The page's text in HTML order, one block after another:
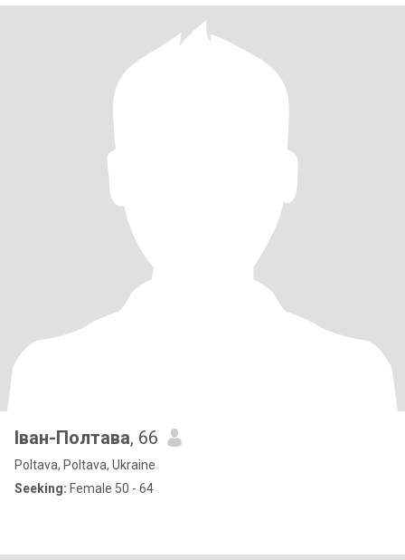
Іван-Полтава, 66
Poltava, Poltava, Ukraine
Seeking: Female 50 - 64